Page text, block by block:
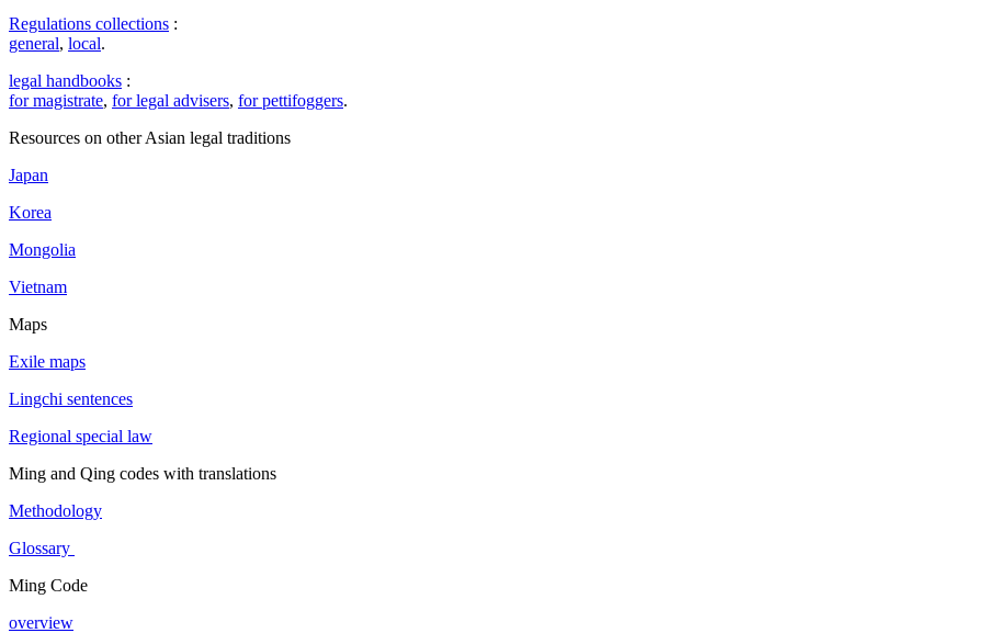
Regulations collections :
general, local.
legal handbooks :
for magistrate, for legal advisers, for pettifoggers.
Resources on other Asian legal traditions
Japan
Korea
Mongolia
Vietnam
Maps
Exile maps
Lingchi sentences
Regional special law
Ming and Qing codes with translations
Methodology
Glossary
Ming Code
overview